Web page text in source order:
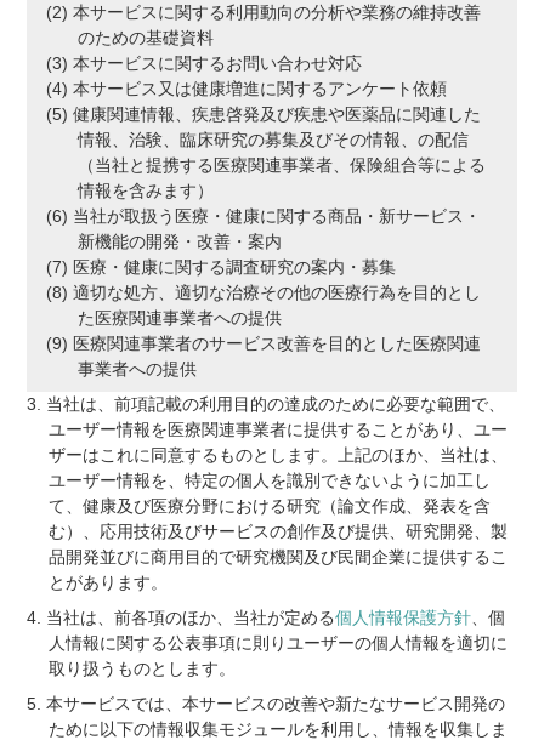
本サービスに関する利用動向の分析や業務の維持改善
のための基礎資料
本サービスに関するお問い合わせ対応
本サービス又は健康増進に関するアンケート依頼
健康関連情報、疾患啓発及び疾患や医薬品に関連した
情報、治験、臨床研究の募集及びその情報、の配信
（当社と提携する医療関連事業者、保険組合等による
情報を含みます）
当社が取扱う医療・健康に関する商品・新サービス・
新機能の開発・改善・案内
医療・健康に関する調査研究の案内・募集
適切な処方、適切な治療その他の医療行為を目的とし
た医療関連事業者への提供
医療関連事業者のサービス改善を目的とした医療関連
事業者への提供
当社は、前項記載の利用目的の達成のために必要な範囲で、
ユーザー情報を医療関連事業者に提供することがあり、ユー
ザーはこれに同意するものとします。上記のほか、当社は、
ユーザー情報を、特定の個人を識別できないように加工し
て、健康及び医療分野における研究（論文作成、発表を含
む）、応用技術及びサービスの創作及び提供、研究開発、製
品開発並びに商用目的で研究機関及び民間企業に提供するこ
とがあります。
当社は、前各項のほか、当社が定める個人情報保護方針 、個
人情報に関する公表事項に則りユーザーの個人情報を適切に
取り扱うものとします。
本サービスでは、本サービスの改善や新たなサービス開発の
ために以下の情報収集モジュールを利用し、情報を収集しま